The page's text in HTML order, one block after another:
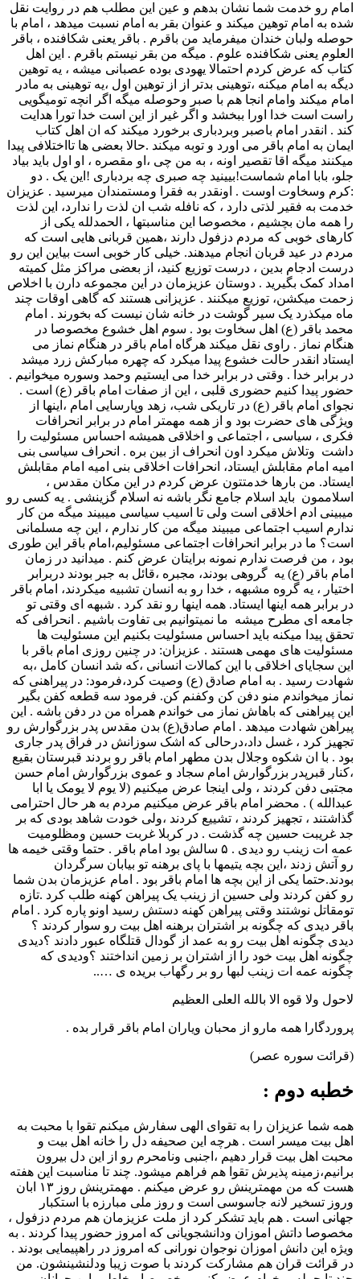
امام رو خدمت شما نشان بدهم و عین این مطلب هم در روایت نقل
شده به امام توهین میکند و عنوان بقر به امام نسبت میدهد ، امام با
حوصله ولبان خندان میفرماید من باقرم . باقر یعنی شکافنده ، باقر
العلوم یعنی شکافنده علوم . میگه من بقر نیستم باقرم . این اهل
کتاب که عرض کردم احتمالا یهودی بوده عصبانی میشه ، یه توهین
دیگه به امام میکنه ،توهینی بدتر از از توهین اول ،یه توهینی به مادر
امام میکند وامام انجا هم با صبر وحوصله میگه اگر انچه تومیگویی
راست است خدا اورا ببخشد و اگر غیر از این است خدا تورا هدایت
کند . انقدر امام باصبر وبردباری برخورد میکند که ان اهل کتاب
ایمان به امام باقر می اورد و توبه میکند .حالا بعضی ها تااختلافی پیدا
میکنند میگه اقا تقصیر اونه ، به من چی ،او مقصره ، او اول باید بیاد
جلو، بابا امام شماست!بیینید چه صبری چه بردباری !این یک . دو
:کرم وسخاوت اوست . اونقدر به فقرا ومستمندان میرسید . عزیزان
خدمت به فقیر لذتی دارد ، که نافله شب ان لذت را ندارد، این لذت
را همه مان بچشیم ، مخصوصا این مناسبتها ، الحمدلله یکی از
کارهای خوبی که مردم دزفول دارند ،همین قربانی هایی است که
مردم در عید قربان انجام میدهند. خیلی کار خوبی است بیاین این رو
درست ادجام بدین ، درست توزیع کنید، از بعضی مراکز مثل کمیته
امداد کمک بگیرید . دوستان عزیزمان در این مجموعه دارن با اخلاص
زحمت میکشن، توزیع میکنند . عزیزانی هستند که گاهی اوقات چند
ماه میکذرد یک سیر گوشت در خانه شان نیست که بخورند . امام
محمد باقر (ع) اهل سخاوت بود . سوم اهل خشوع مخصوصا در
هنگام نماز . راوی نقل میکند هرگاه امام باقر در هنگام نماز می
ایستاد انقدر حالت خشوع پیدا میکرد که چهره مبارکش زرد میشد
در برابر خدا . وقتی در برابر خدا می ایستیم وحمد وسوره میخوانیم .
حضور پیدا کنیم حضوری قلبی ، این از صفات امام باقر (ع) است .
نجوای امام باقر (ع) در تاریکی شب، زهد وپارسایی امام ،اینها از
ویژگی های حضرت بود و از همه مهمتر امام در برابر انحرافات
فکری ، سیاسی ، اجتماعی و اخلاقی همیشه احساس مسئولیت را
داشت وتلاش میکرد اون انحراف از بین بره . انحراف سیاسی بنی
امیه امام مقابلش ایستاد، انحرافات اخلاقی بنی امیه امام مقابلش
ایستاد. من بارها خدمتتون عرض کردم در این مکان مقدس ،
اسلاممون باید اسلام جامع نگر باشه نه اسلام گزینشی . یه کسی رو
میبینی ادم اخلاقی است ولی تا اسیب سیاسی میبیند میگه من کار
ندارم اسیب اجتماعی میبیند میگه من کار ندارم ، این چه مسلمانی
است؟ ما در برابر انحرافات اجتماعی مسئولیم،امام باقر این طوری
بود ، من فرصت ندارم نمونه برایتان عرض کنم . میدانید در زمان
امام باقر (ع) یه گروهی بودند، مجبره ،قائل به جبر بودند دربرابر
اختیار ، یه گروه مشبهه ، خدا رو به انسان تشبیه میکردند، امام باقر
در برابر همه اینها ایستاد. همه اینها رو نقد کرد . شبهه ای وقتی تو
جامعه ای مطرح میشه ما نمیتوانیم بی تفاوت باشیم . انحرافی که
تحقق پیدا میکنه باید احساس مسئولیت بکنیم این مسئولیت ها
مسئولیت های مهمی هستند . عزیزان: در چنین روزی امام باقر با
این سجایای اخلاقی با این کمالات انسانی ،که شد انسان کامل ،به
شهادت رسید . به امام صادق (ع) وصیت کرد،فرمود: در پیراهنی که
نماز میخواندم منو دفن کن وکفنم کن. فرمود سه قطعه کفن بگیر
این پیراهنی که باهاش نماز می خواندم همراه من در دفن باشه . این
پیراهن شهادت میدهد . امام صادق(ع) بدن مقدس پدر بزرگوارش رو
تجهیز کرد ، غسل داد،درحالی که اشک سوزانش در فراق پدر جاری
بود . با ان شکوه وجلال بدن مطهر امام باقر رو بردند قبرستان بقیع
،کنار قبرپدر بزرگوارش امام سجاد و عموی بزرگوارش امام حسن
مجتبی دفن کردند ، ولی اینجا عرض میکنیم (لا یوم لا یومک یا ابا
عبدالله ) . محضر امام باقر عرض میکنیم مردم به هر حال احترامی
گذاشتند ، تجهیز کردند ، تشییع کردند ،ولی خودت شاهد بودی که بر
جد غریبت حسین چه گذشت . در کربلا غربت حسین ومظلومیت
عمه ات زینب رو دیدی . ۵ سالش بود امام باقر . حتما وقتی خیمه ها
رو آتش زدند ،این بچه یتیمها با پای برهنه تو بیابان سرگردان
بودند.حتما یکی از این بچه ها امام باقر بود . امام عزیزمان بدن شما
رو کفن کردند ولی حسین از زینب یک پیراهن کهنه طلب کرد .تازه
تومقاتل نوشتند وقتی پیراهن کهنه دستش رسید اونو پاره کرد . امام
باقر دیدی که چگونه بر اشتران برهنه اهل بیت رو سوار کردند ؟
دیدی چگونه اهل بیت رو به عمد از گودال قتلگاه عبور دادند ؟دیدی
چگونه اهل بیت خود را از اشتران بر زمین انداختند ؟ودیدی که
چگونه عمه ات زینب لبها رو بر رگهاب بریده ی …..
لاحول ولا قوه الا بالله العلی العظیم
پروردگارا همه مارو از محبان ویاران امام باقر قرار بده .
(قرائت سوره عصر)
خطبه دوم :
همه شما عزیزان را به تقوای الهی سفارش میکنم تقوا با محبت به
اهل بیت میسر است . هرچه این صحیفه دل را خانه اهل بیت و
محبت اهل بیت قرار دهیم ،اجنبی ونامحرم رو از این دل بیرون
برانیم،زمینه پذیرش تقوا هم فراهم میشود. چند تا مناسبت این هفته
هست که من مهمترینش رو عرض میکنم . مهمترینش روز ۱۳ ابان
وروز تسخیر لانه جاسوسی است و روز ملی مبارزه با استکبار
جهانی است . هم باید تشکر کرد از ملت عزیزمان هم مردم دزفول ،
مخصوصا داتش اموزان ودانشجویانی که امروز حضور پیدا کردند . به
ویژه این دانش اموزان نوجوان نورانی که امروز در راهپیمایی بودند .
در قرائت قران هم مشارکت کردند با صوت زیبا ودلنشینشون. من